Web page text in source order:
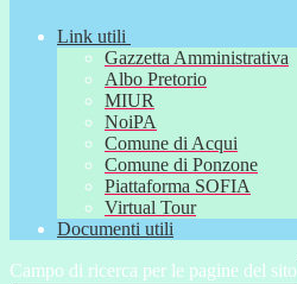
Link utili
Gazzetta Amministrativa
Albo Pretorio
MIUR
NoiPA
Comune di Acqui
Comune di Ponzone
Piattaforma SOFIA
Virtual Tour
Documenti utili
Campo di ricerca per le pagine del sito